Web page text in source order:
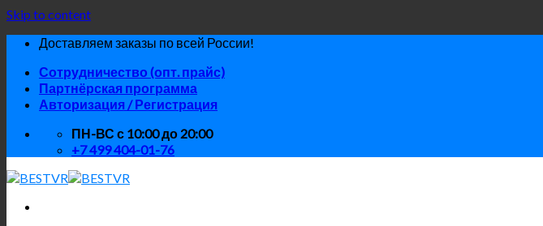
Skip to content
Доставляем заказы по всей России!
Сотрудничество (опт. прайс)
Партнёрская программа
Авторизация / Регистрация
ПН-ВС с 10:00 до 20:00
+7 499 404-01-76